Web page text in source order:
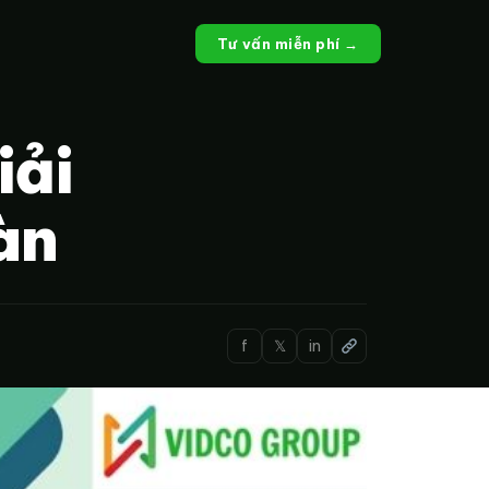
Tư vấn miễn phí →
f 𝕏 in